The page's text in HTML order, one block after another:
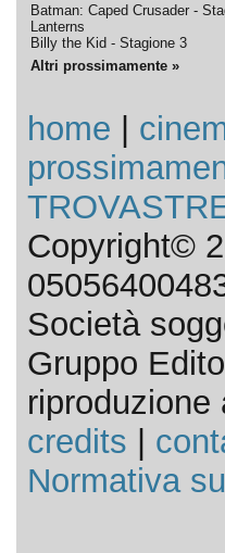
Batman: Caped Crusader -
Lanterns
Billy the Kid - Stagione 3
Altri prossimamente »
home
Copyright©
Società
Gruppo
riproduzione
credits
Normativa